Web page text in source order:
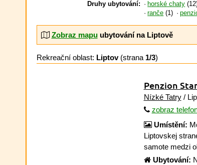
Druhy ubytování: horské chaty
ranče (1)
Zobraz mapuubytování na Liptově
Rekreační oblast: Liptov(strana 1/3)
Penzion
Nízké Tatry/
zobraz
Umístění:
Liptovskej
samote medzi
Ubytování: